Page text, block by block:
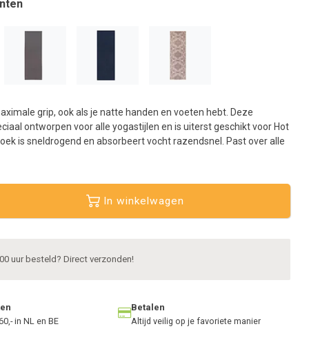
grip, ook als je natte handen en voeten hebt. Deze
ontworpen voor alle yogastijlen en is uiterst geschikt voor Hot
is sneldrogend en absorbeert vocht razendsnel. Past over alle
In winkelwagen
uur besteld? Direct verzonden!
in NL en BE
Betalen
Altijd veilig op je favoriete manier